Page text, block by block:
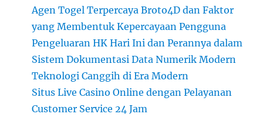
Agen Togel Terpercaya Broto4D dan Faktor
yang Membentuk Kepercayaan Pengguna
Pengeluaran HK Hari Ini dan Perannya dalam
Sistem Dokumentasi Data Numerik Modern
Teknologi Canggih di Era Modern
Situs Live Casino Online dengan Pelayanan
Customer Service 24 Jam